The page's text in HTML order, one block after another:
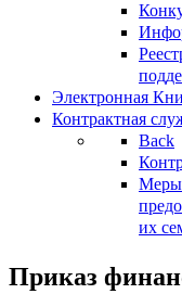
Электронная
Контрактная
Back
Меры
их
Приказ